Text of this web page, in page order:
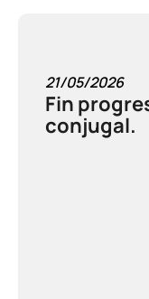
21/05/2026
Fin
conjugal.